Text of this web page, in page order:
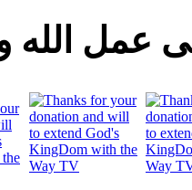
عمل الله و